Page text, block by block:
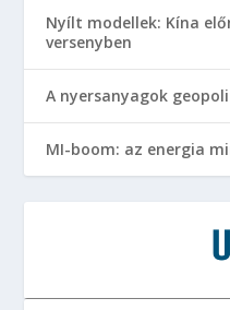
Nyílt modellek: Kína
versenyben
A nyersanyagok
MI-boom: az energia